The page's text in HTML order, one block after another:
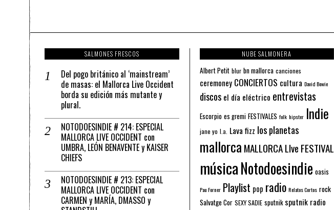
SALMONES FRESCOS
Del pogo británico al ‘mainstream’
de masas: el Mallorca Live Occident
borda su edición más mutante y
plural.
NOTODOESINDIE # 214: ESPECIAL
MALLORCA LIVE OCCIDENT con
UMBRA, LEÓN BENAVENTE y KAISER
CHIEFS
NOTODOESINDIE # 213: ESPECIAL
MALLORCA LIVE OCCIDENT con
CARMEN y MARÍA, DMASSO y
NUBE SALMONERA
Albert Petit blur bn mallorca canciones
ceremoney CONCIERTOS cultura David Bowie
discos el día eléctrico entrevistas
Escorpio es gremi FESTIVALES folk hipster Indie
jane yo l.a. Lava fizz los planetas
mallorca MALLORCA LIve FESTIVAL
músicaNotodoesindie oasis
Pau Forner Playlist pop radio Relatos Cortos rock
Salvatge Cor SEXY SADIE sputnik sputnik radio